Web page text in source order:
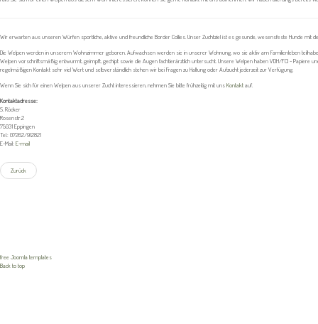
Wir erwarten aus unseren Würfen sportliche, aktive und freundliche Border Collies. Unser Zuchtziel ist es gesunde, wesensfeste Hunde mit
Die Welpen werden in unserem Wohnzimmer geboren. Aufwachsen werden sie in unserer Wohnung, wo sie aktiv am Familienleben
Welpen vorschriftsmäßig entwurmt, geimpft, gechipt sowie die Augen fachtierärztlich untersucht. Unsere Welpen haben VDH/FCI -
regelmäßigen Kontakt sehr viel Wert und selbverständlich stehen wir bei Fragen zu Haltung oder Aufzucht jederzeit zur Verfügung.
Wenn Sie sich für einen Welpen aus unserer Zucht interessieren, nehmen Sie bitte frühzeitig mit unsKontaktauf.
Kontaktadresse:
S. Röcker
Rosenstr.2
75031 Eppingen
Tel.: 07262/912821
E-Mail: E-mail
Zurück
free Joomla templates
Back to top